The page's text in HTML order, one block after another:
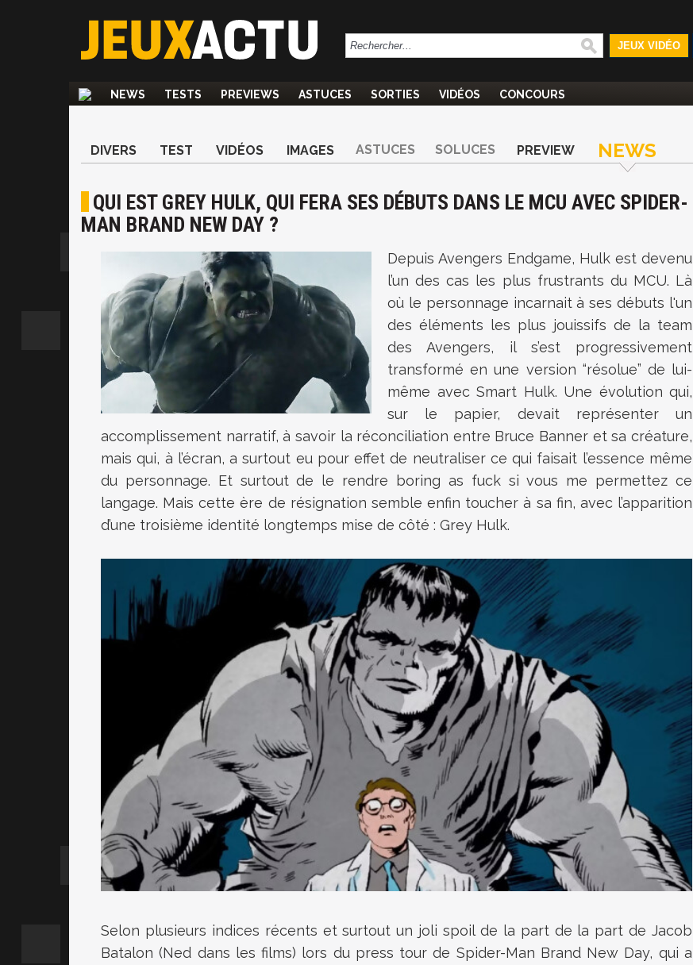
JEUX VIDÉO
NEWS TESTS PREVIEWS ASTUCES SORTIES VIDÉOS CONCOURS
DIVERS TEST VIDÉOS IMAGES ASTUCES SOLUCES PREVIEW NEWS
QUI EST GREY HULK, QUI FERA SES DÉBUTS DANS LE MCU AVEC SPIDER-
MAN BRAND NEW DAY ?
Depuis Avengers Endgame, Hulk est devenu
l’un des cas les plus frustrants du MCU. Là
où le personnage incarnait à ses débuts l'un
des éléments les plus jouissifs de la team
des Avengers, il s’est progressivement
transformé en une version “résolue” de lui-
même avec Smart Hulk. Une évolution qui,
sur le papier, devait représenter un
accomplissement narratif, à savoir la réconciliation entre Bruce Banner et sa créature,
mais qui, à l’écran, a surtout eu pour effet de neutraliser ce qui faisait l’essence même
du personnage. Et surtout de le rendre boring as fuck si vous me permettez ce
langage. Mais cette ère de résignation semble enfin toucher à sa fin, avec l’apparition
d’une troisième identité longtemps mise de côté : Grey Hulk.
Selon plusieurs indices récents et surtout un joli spoil de la part de la part de Jacob
Batalon (Ned dans les films) lors du press tour de Spider-Man Brand New Day, qui a